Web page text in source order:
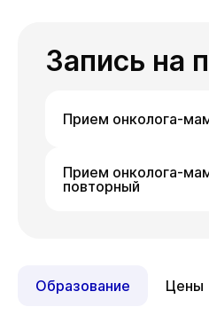
Запись на
Прием онколога-
ул. Гоголя,
д. 42
Пн
17 авг 19 авг
Прием онколога-
повторный
Пн
Образование Цены